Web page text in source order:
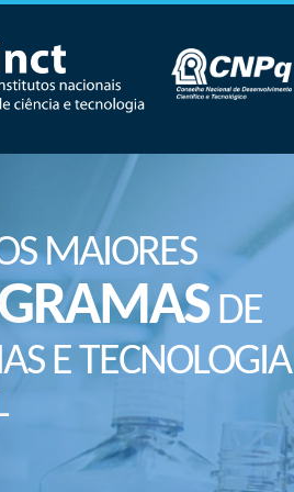
MAIORES
DE
E